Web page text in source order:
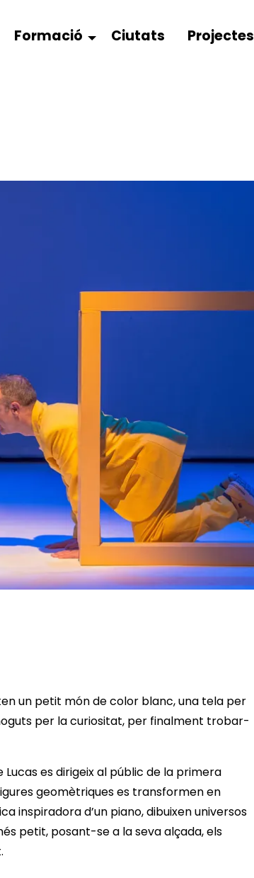
Formació Ciutats Projectes
un petit món de color blanc, una tela per
per la curiositat, per finalment trobar-
es dirigeix al públic de la primera
geomètriques es transformen en
inspiradora d’un piano, dibuixen universos
petit, posant-se a la seva alçada, els